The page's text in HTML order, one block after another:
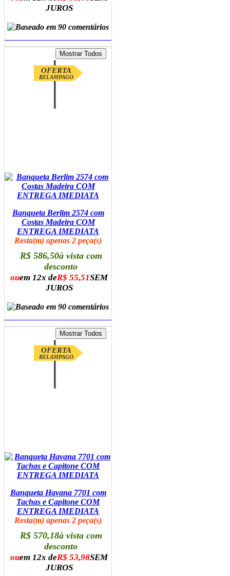
JUROS
OFERTA
RELAMPAGO
Banqueta Berlim 2574 com
Costas Madeira COM
ENTREGA IMEDIATA
Resta(m) apenas 2 peça(s)
R$ 586,50à vista com
desconto
ouem 12x deR$ 55,51SEM
JUROS
OFERTA
RELAMPAGO
Banqueta Havana 7701 com
Tachas e Capitone COM
ENTREGA IMEDIATA
Resta(m) apenas 2 peça(s)
R$ 570,18à vista com
desconto
ouem 12x deR$ 53,98SEM
JUROS